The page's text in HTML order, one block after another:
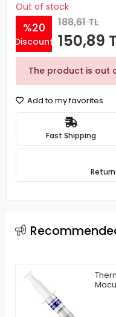
Out of stock
%20
Discount
188,61 TL
150,89
The product is out
Add to my favorites
Fast Shipping